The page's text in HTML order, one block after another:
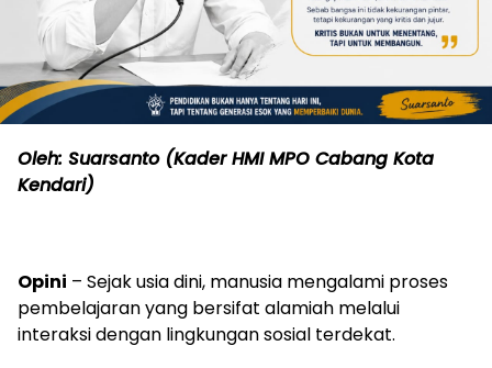
Oleh: Suarsanto (Kader HMI MPO Cabang Kota
Kendari)
Opini – Sejak usia dini, manusia mengalami proses
pembelajaran yang bersifat alamiah melalui
interaksi dengan lingkungan sosial terdekat.